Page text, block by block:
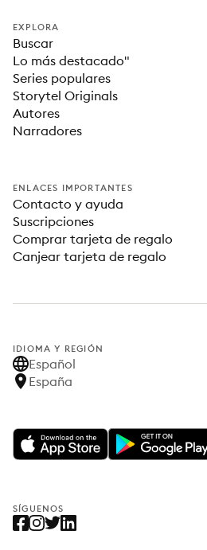
EXPLORA
Buscar
Lo más destacado"
Series populares
Storytel Originals
Autores
Narradores
ENLACES IMPORTANTES
Contacto y ayuda
Suscripciones
Comprar tarjeta de regalo
Canjear tarjeta de regalo
IDIOMA Y REGIÓN
Español
España
SÍGUENOS